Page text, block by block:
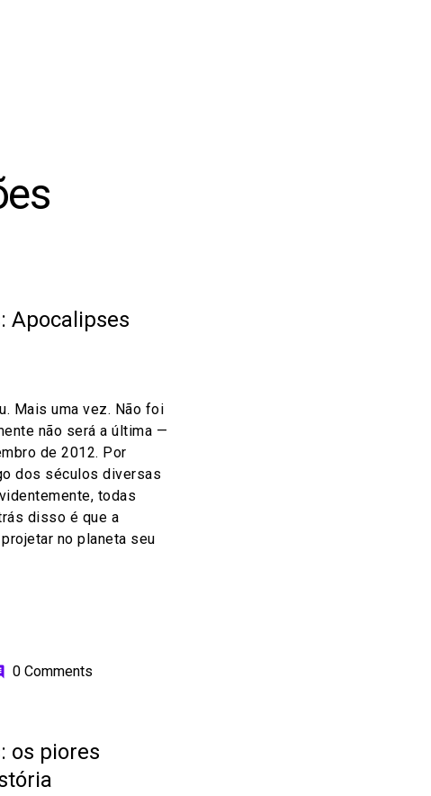
Apocalipses
Mais uma vez. Não foi
não será a última —
de 2012. Por
dos séculos diversas
todas
disso é que a
no planeta seu
0 Comments
os piores